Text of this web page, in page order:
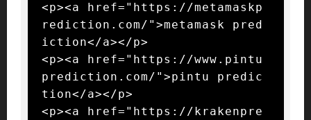
<p><a href="https://metamaskp
rediction.com/">metamask pred
iction</a></p>
<p><a href="https://www.pintu
prediction.com/">pintu predic
tion</a></p>
<p><a href="https://krakenpre